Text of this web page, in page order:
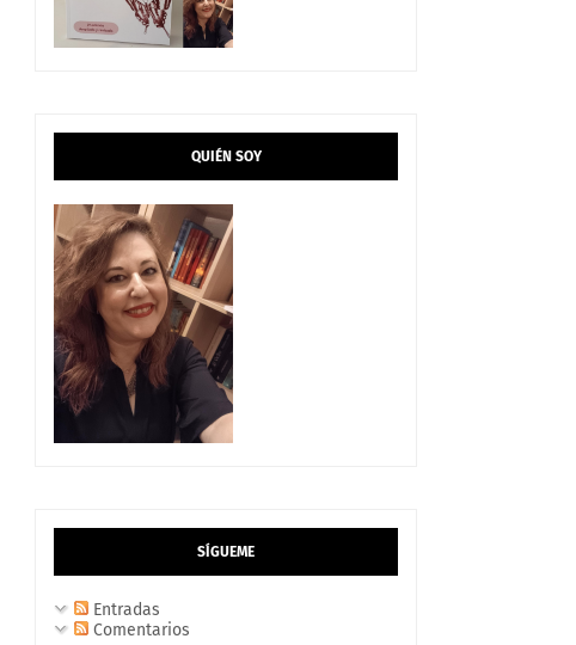
QUIÉN SOY
SÍGUEME
Entradas
Comentarios